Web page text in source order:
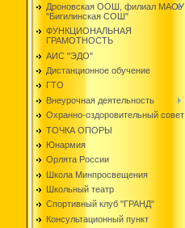
Дроновская ООШ, филиал МАОУ
"Бигилинская СОШ"
ФУНКЦИОНАЛЬНАЯ
ГРАМОТНОСТЬ
АИС "ЭДО"
Дистанционное обучение
ГТО
Внеурочная деятельность
Охранно-оздоровительный совет
ТОЧКА ОПОРЫ
Юнармия
Орлята России
Школа Минпросвещения
Школьный театр
Спортивный клуб "ГРАНД"
Консультационный пункт